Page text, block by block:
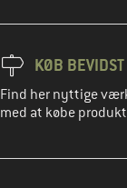
KØB BEVIDST
Find her nyttige
med at købe